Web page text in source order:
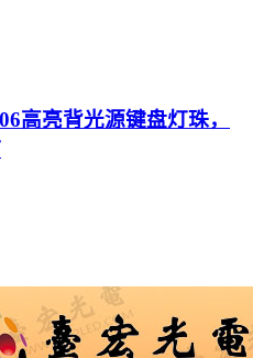
高亮背光源键盘灯珠，